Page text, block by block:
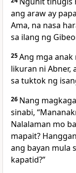
ang araw ay
Ama, na nasa
sa ilang ng
25Ang mga
likuran ni Abner,
sa tuktok ng
26 Nang
sinabi,
Nalalaman mo
mapait?
ang bayan mula
kapatid?”